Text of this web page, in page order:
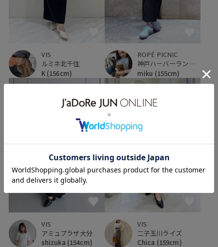
VIS
ルミネ北千住
K (156cm)
ROPÉ PICNIC
神戸ハーバーランドumie
miku (155cm)
VIS
アミュプラザ大分
shizuka (154cm)
VIS
二子玉川ライズ
Chica (159cm)